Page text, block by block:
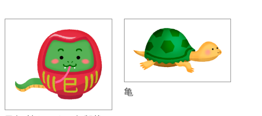
亀